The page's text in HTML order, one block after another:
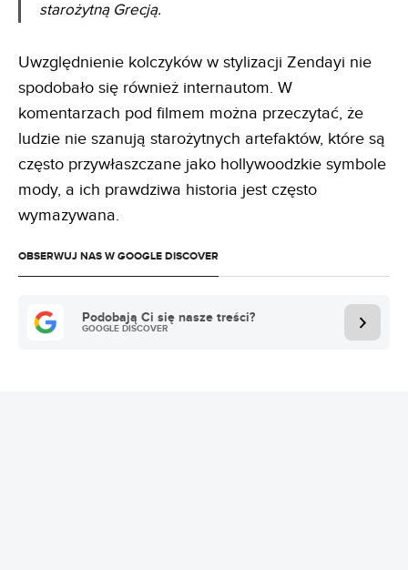
starożytną Grecją.
Uwzględnienie kolczyków w stylizacji Zendayi nie
spodobało się również internautom. W
komentarzach pod filmem można przeczytać, że
ludzie nie szanują starożytnych artefaktów, które są
często przywłaszczane jako hollywoodzkie symbole
mody, a ich prawdziwa historia jest często
wymazywana.
OBSERWUJ NAS W GOOGLE DISCOVER
Podobają Ci się nasze treści?
GOOGLE DISCOVER